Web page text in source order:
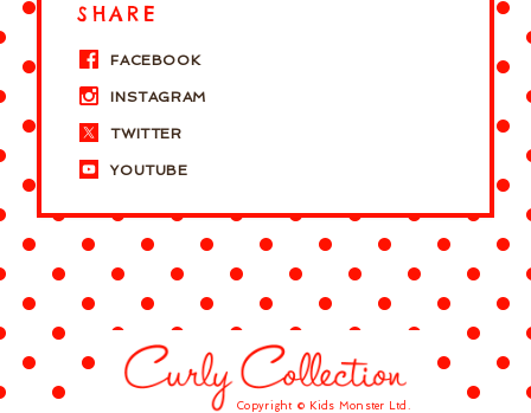
SHARE
FACEBOOK
INSTAGRAM
TWITTER
YOUTUBE
Copyright © Kids Monster Ltd.